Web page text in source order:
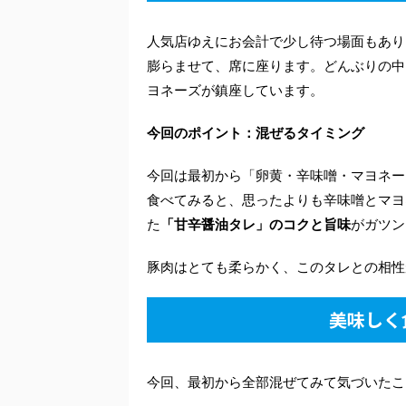
人気店ゆえにお会計で少し待つ場面もあ
膨らませて、席に座ります。どんぶりの
ヨネーズが鎮座しています。
今回のポイント：混ぜるタイミング
今回は最初から「卵黄・辛味噌・マヨネ
食べてみると、思ったよりも辛味噌とマ
た 「甘辛醤油タレ」のコクと旨味がガツ
豚肉はとても柔らかく、このタレとの相
美味し
今回、最初から全部混ぜてみて気づいた